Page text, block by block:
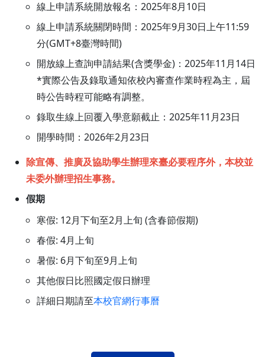
線上申請系統開放報名：2025年8月10日
線上申請系統關閉時間：2025年9月30日上午11:59
分(GMT+8臺灣時間)
開放線上查詢申請結果(含獎學金)：2025年11月14日
*實際公告及錄取通知依校內審查作業時程為主，屆
時公告時程可能略有調整。
錄取生線上回覆入學意願截止：2025年11月23日
開學時間：2026年2月23日
除宣傳、推廣及協助學生辦理來臺必要程序外，本校並
未委外辦理招生事務。
假期
寒假: 12月下旬至2月上旬 (含春節假期)
春假: 4月上旬
暑假: 6月下旬至9月上旬
其他假日比照國定假日辦理
詳細日期請至本校官網行事曆